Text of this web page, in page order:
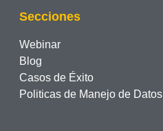
Secciones
Webinar
Blog
Casos de Éxito
Politicas de Manejo de Datos